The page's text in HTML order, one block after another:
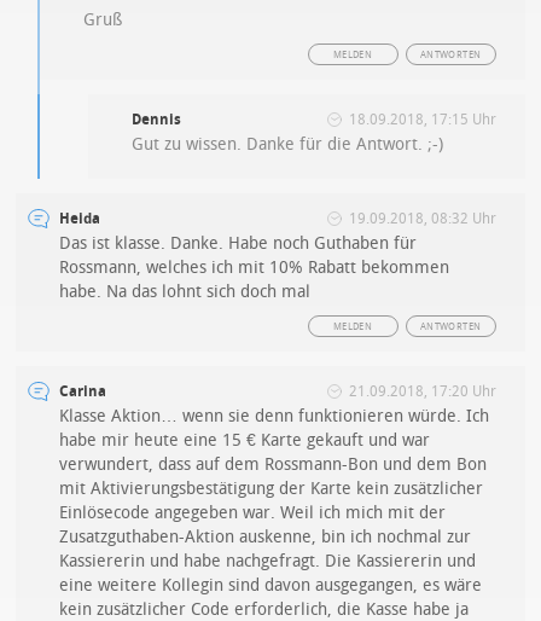
Gruß
ANTWORTEN
MELDEN
Dennis 18.09.2018, 17:15 Uhr
Gut zu wissen. Danke für die Antwort. ;-)
Heida 19.09.2018, 08:32 Uhr
Das ist klasse. Danke. Habe noch Guthaben für
Rossmann, welches ich mit 10% Rabatt bekommen
habe. Na das lohnt sich doch mal
ANTWORTEN
MELDEN
Carina 21.09.2018, 17:20 Uhr
Klasse Aktion… wenn sie denn funktionieren würde. Ich
habe mir heute eine 15 € Karte gekauft und war
verwundert, dass auf dem Rossmann-Bon und dem Bon
mit Aktivierungsbestätigung der Karte kein zusätzlicher
Einlösecode angegeben war. Weil ich mich mit der
Zusatzguthaben-Aktion auskenne, bin ich nochmal zur
Kassiererin und habe nachgefragt. Die Kassiererin und
eine weitere Kollegin sind davon ausgegangen, es wäre
kein zusätzlicher Code erforderlich, die Kasse habe ja